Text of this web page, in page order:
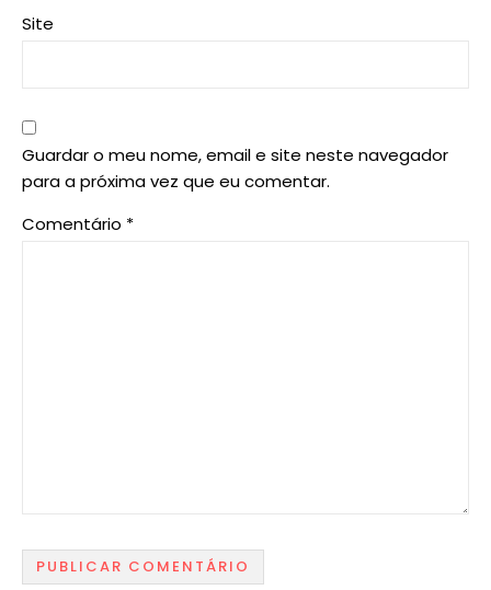
Site
Guardar o meu nome, email e site neste navegador
para a próxima vez que eu comentar.
Comentário *